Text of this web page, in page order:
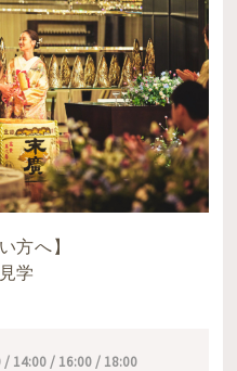
方へ】
学
/ 14:00 / 16:00 / 18:00